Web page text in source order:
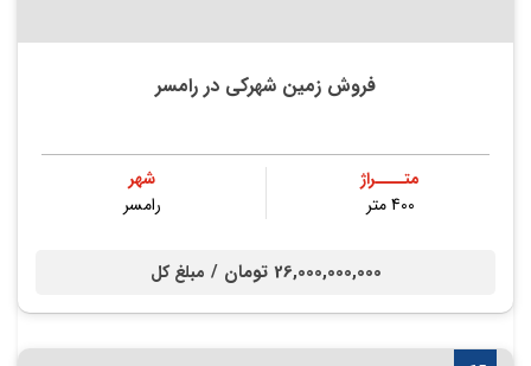
فروش زمین شهرکی در رامسر
متــــراژ
400 متر
شهر
رامسر
26,000,000,000 تومان / مبلغ کل